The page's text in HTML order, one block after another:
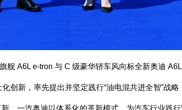
舰 A6L e-tron 与 C 级豪华轿车风向标全新奥迪
新，率先提出并坚定践行“油电混共进全智”战略